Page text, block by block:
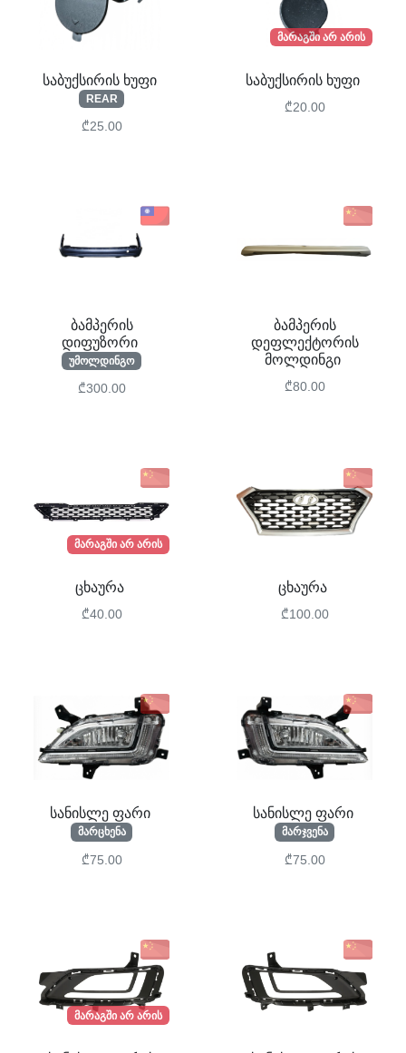
საბუქსირის ხუფი
REAR
₾25.00
მარაგში არ არის
საბუქსირის ხუფი
₾20.00
ბამპერის
დიფუზორი
უმოლდინგო
₾300.00
ბამპერის
დეფლექტორის
მოლდინგი
₾80.00
მარაგში არ არის
ცხაურა
₾40.00
ცხაურა
₾100.00
სანისლე ფარი
მარცხენა
₾75.00
სანისლე ფარი
მარჯვენა
₾75.00
მარაგში არ არის